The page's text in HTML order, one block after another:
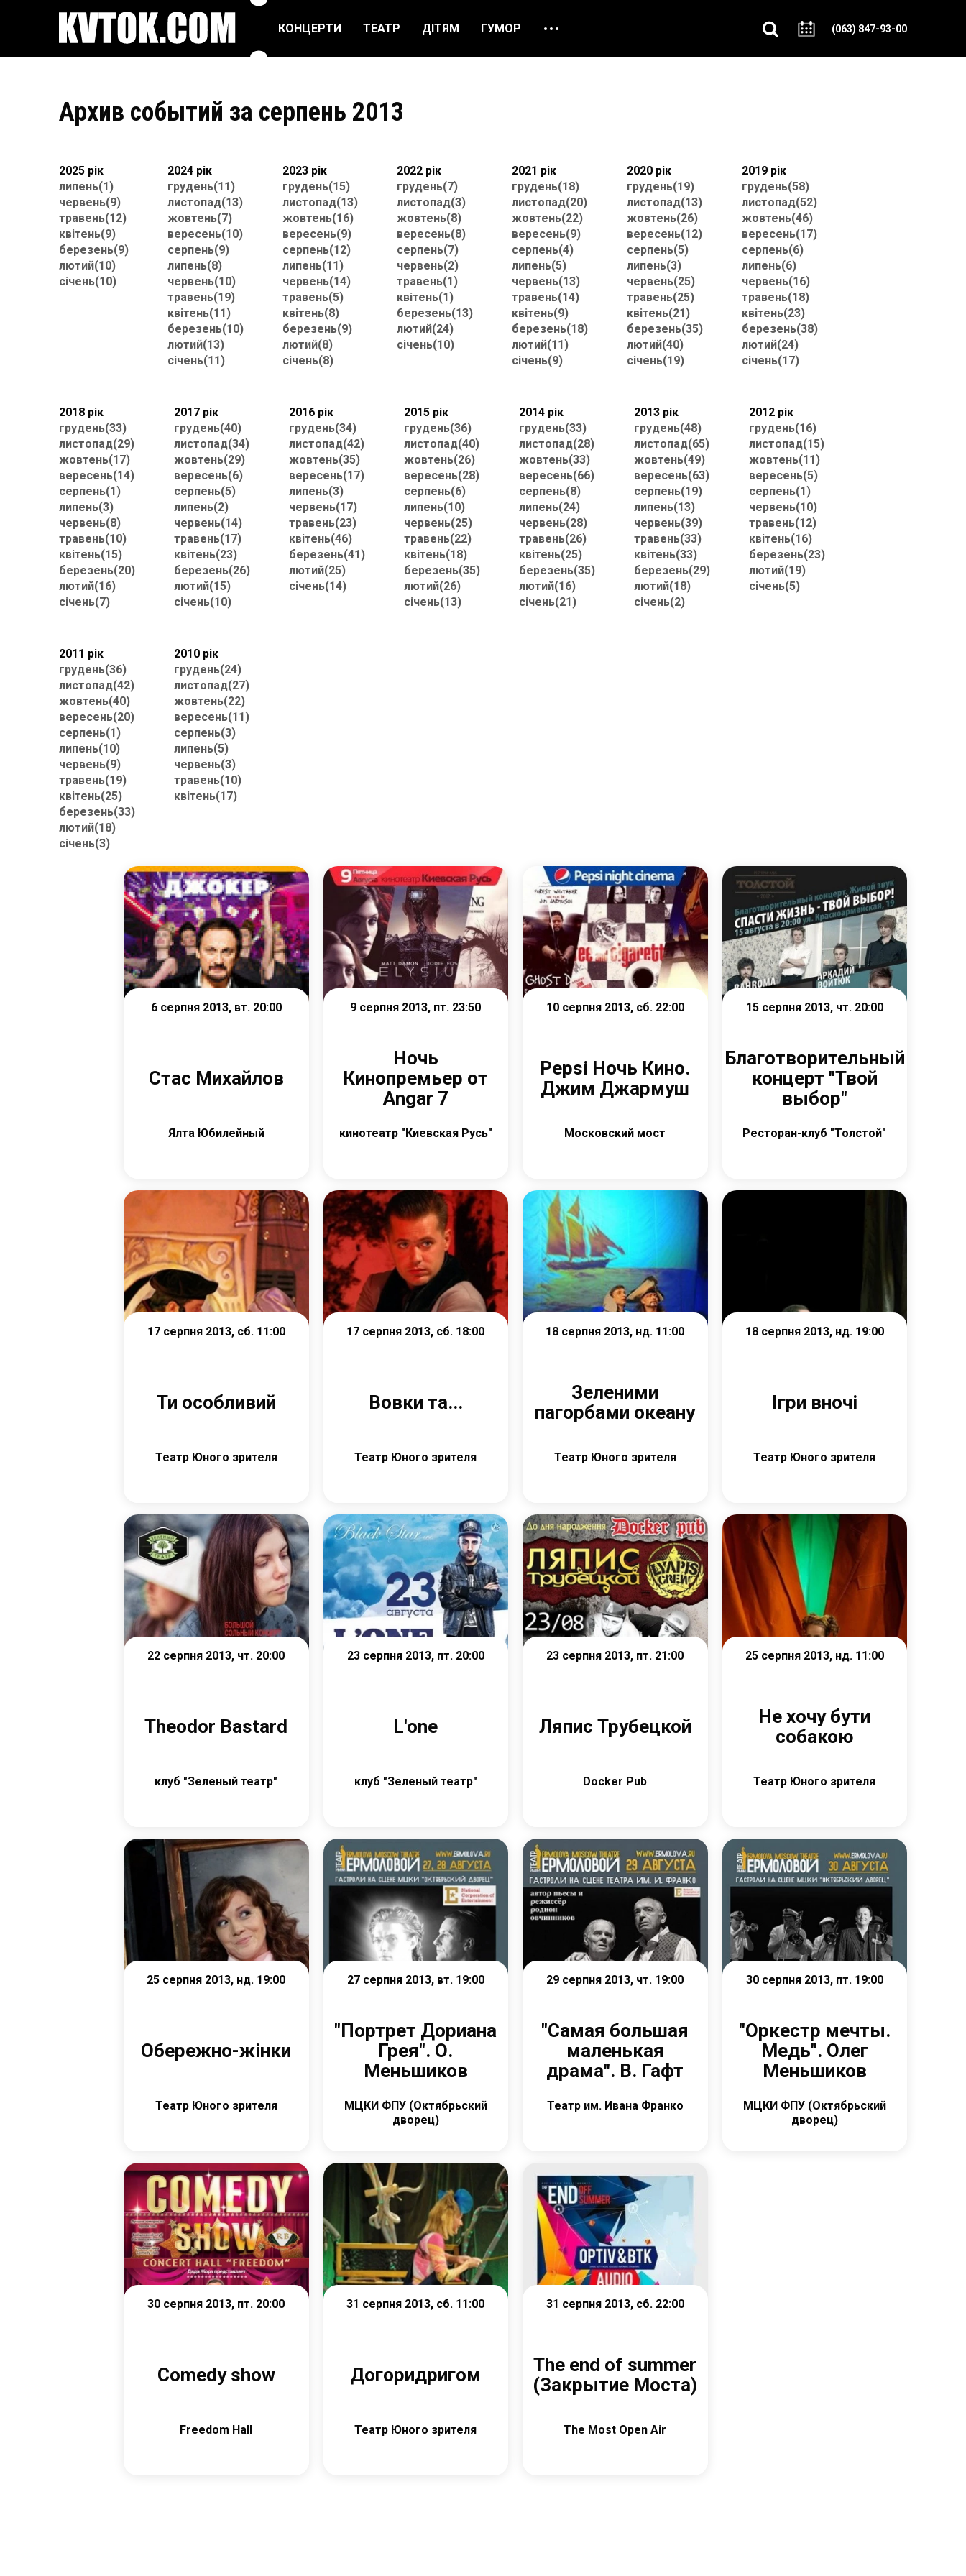
КОНЦЕРТИ ТЕАТР ДІТЯМ ГУМОР
РОК/МЕТАЛ
СПЕКТАКЛІ
ФЕСТИВАЛІ
ЯК ЗАМОВИТИ
(063) 847-93-00
Архив событий за серпень 2013
2025 рік
липень(1)
червень(9)
травень(12)
квітень(9)
березень(9)
лютий(10)
січень(10)
2024 рік
грудень(11)
листопад(13)
жовтень(7)
вересень(10)
серпень(9)
липень(8)
червень(10)
травень(19)
квітень(11)
березень(10)
лютий(13)
січень(11)
2023 рік
грудень(15)
листопад(13)
жовтень(16)
вересень(9)
серпень(12)
липень(11)
червень(14)
травень(5)
квітень(8)
березень(9)
лютий(8)
січень(8)
2022 рік
грудень(7)
листопад(3)
жовтень(8)
вересень(8)
серпень(7)
червень(2)
травень(1)
квітень(1)
березень(13)
лютий(24)
січень(10)
2021 рік
грудень(18)
листопад(20)
жовтень(22)
вересень(9)
серпень(4)
липень(5)
червень(13)
травень(14)
квітень(9)
березень(18)
лютий(11)
січень(9)
2020 рік
грудень(19)
листопад(13)
жовтень(26)
вересень(12)
серпень(5)
липень(3)
червень(25)
травень(25)
квітень(21)
березень(35)
лютий(40)
січень(19)
2019 рік
грудень(58)
листопад(52)
жовтень(46)
вересень(17)
серпень(6)
липень(6)
червень(16)
травень(18)
квітень(23)
березень(38)
лютий(24)
січень(17)
2018 рік
грудень(33)
листопад(29)
жовтень(17)
вересень(14)
серпень(1)
липень(3)
червень(8)
травень(10)
квітень(15)
березень(20)
лютий(16)
січень(7)
2017 рік
грудень(40)
листопад(34)
жовтень(29)
вересень(6)
серпень(5)
липень(2)
червень(14)
травень(17)
квітень(23)
березень(26)
лютий(15)
січень(10)
2016 рік
грудень(34)
листопад(42)
жовтень(35)
вересень(17)
липень(3)
червень(17)
травень(23)
квітень(46)
березень(41)
лютий(25)
січень(14)
2015 рік
грудень(36)
листопад(40)
жовтень(26)
вересень(28)
серпень(6)
липень(10)
червень(25)
травень(22)
квітень(18)
березень(35)
лютий(26)
січень(13)
2014 рік
грудень(33)
листопад(28)
жовтень(33)
вересень(66)
серпень(8)
липень(24)
червень(28)
травень(26)
квітень(25)
березень(35)
лютий(16)
січень(21)
2013 рік
грудень(48)
листопад(65)
жовтень(49)
вересень(63)
серпень(19)
липень(13)
червень(39)
травень(33)
квітень(33)
березень(29)
лютий(18)
січень(2)
2012 рік
грудень(16)
листопад(15)
жовтень(11)
вересень(5)
серпень(1)
червень(10)
травень(12)
квітень(16)
березень(23)
лютий(19)
січень(5)
2011 рік
грудень(36)
листопад(42)
жовтень(40)
вересень(20)
серпень(1)
липень(10)
червень(9)
травень(19)
квітень(25)
березень(33)
лютий(18)
січень(3)
2010 рік
грудень(24)
листопад(27)
жовтень(22)
вересень(11)
серпень(3)
липень(5)
червень(3)
травень(10)
квітень(17)
6 серпня 2013, вт. 20:00
Стас Михайлов
Ялта Юбилейный
Детальніше
9 серпня 2013, пт. 23:50
Ночь
Кинопремьер от
Angar 7
кинотеатр "Киевская Русь"
Детальніше
10 серпня 2013, сб. 22:00
Pepsi Ночь Кино.
Джим Джармуш
Московский мост
Детальніше
15 серпня 2013, чт. 20:00
Благотворительный
концерт "Твой
выбор"
Ресторан-клуб "Толстой"
17 серпня 2013, сб. 11:00
Ти особливий
Театр Юного зрителя
Детальніше
17 серпня 2013, сб. 18:00
Вовки та...
Театр Юного зрителя
Детальніше
18 серпня 2013, нд. 11:00
Зеленими
пагорбами океану
Театр Юного зрителя
Детальніше
18 серпня 2013, нд. 19:00
Ігри вночі
Театр Юного зрителя
Детальніше
22 серпня 2013, чт. 20:00
Theodor Bastard
клуб "Зеленый театр"
Детальніше
23 серпня 2013, пт. 20:00
L'one
клуб "Зеленый театр"
Детальніше
23 серпня 2013, пт. 21:00
Ляпис Трубецкой
Docker Pub
Детальніше
25 серпня 2013, нд. 11:00
Не хочу бути
собакою
Театр Юного зрителя
25 серпня 2013, нд. 19:00
Обережно-жінки
Театр Юного зрителя
Детальніше
27 серпня 2013, вт. 19:00
"Портрет Дориана
Грея". О.
Меньшиков
МЦКИ ФПУ (Октябрьский
дворец)
Детальніше
29 серпня 2013, чт. 19:00
"Самая большая
маленькая
драма". В. Гафт
Театр им. Ивана Франко
Детальніше
30 серпня 2013, пт. 19:00
"Оркестр мечты.
Медь". Олег
Меньшиков
МЦКИ ФПУ (Октябрьский
дворец)
30 серпня 2013, пт. 20:00
Comedy show
Freedom Hall
31 серпня 2013, сб. 11:00
Догоридригом
Театр Юного зрителя
31 серпня 2013, сб. 22:00
The end of summer
(Закрытие Моста)
The Most Open Air